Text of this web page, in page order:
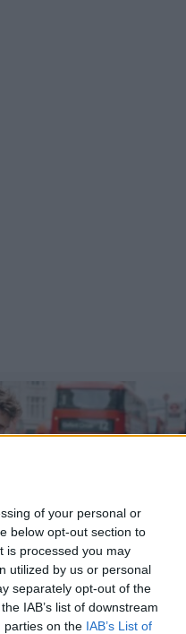
of your personal or
below opt-out section to
is processed you may
utilized by us or personal
separately opt-out of the
IAB’s list of downstream
parties on the IAB’s List of